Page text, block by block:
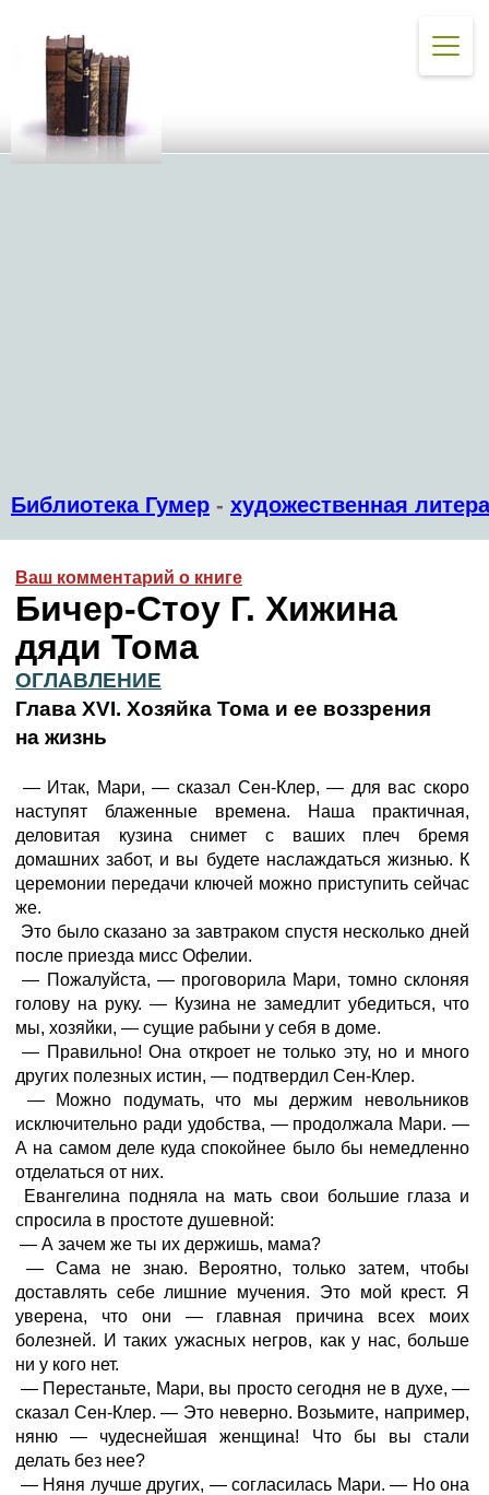
Библиотека Гумер - художественная
Ваш комментарий о книге
Бичер-Стоу Г. Хижина
дяди Тома
ОГЛАВЛЕНИЕ
Глава XVI. Хозяйка Тома и ее воззрения
на жизнь
— Итак, Мари, — сказал Сен-Клер, — для вас скоро
наступят блаженные времена. Наша практичная,
деловитая кузина снимет с ваших плеч бремя
домашних забот, и вы будете наслаждаться жизнью. К
церемонии передачи ключей можно приступить сейчас
же.
Это было сказано за завтраком спустя несколько дней
после приезда мисс Офелии.
— Пожалуйста, — проговорила Мари, томно склоняя
голову на руку. — Кузина не замедлит убедиться, что
мы, хозяйки, — сущие рабыни у себя в доме.
— Правильно! Она откроет не только эту, но и много
других полезных истин, — подтвердил Сен-Клер.
— Можно подумать, что мы держим невольников
исключительно ради удобства, — продолжала Мари. —
А на самом деле куда спокойнее было бы немедленно
отделаться от них.
Евангелина подняла на мать свои большие глаза и
спросила в простоте душевной:
— А зачем же ты их держишь, мама?
— Сама не знаю. Вероятно, только затем, чтобы
доставлять себе лишние мучения. Это мой крест. Я
уверена, что они — главная причина всех моих
болезней. И таких ужасных негров, как у нас, больше
ни у кого нет.
— Перестаньте, Мари, вы просто сегодня не в духе, —
сказал Сен-Клер. — Это неверно. Возьмите, например,
няню — чудеснейшая женщина! Что бы вы стали
делать без нее?
— Няня лучше других, — согласилась Мари. — Но она